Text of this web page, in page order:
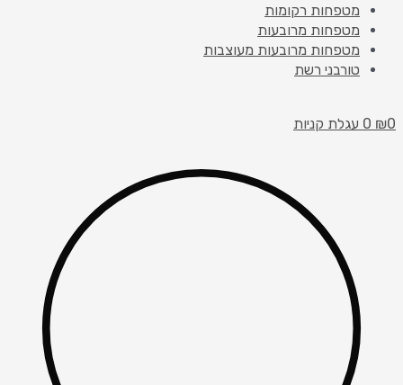
מטפחות רקומות
מטפחות מרובעות
מטפחות מרובעות מעוצבות
טורבני רשת
₪0
0 עגלת קניות